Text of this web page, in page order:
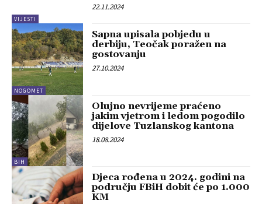
VIJESTI
22.11.2024
NOGOMET
Sapna upisala pobjedu u
derbiju, Teočak poražen na
gostovanju
27.10.2024
BIH
Olujno nevrijeme praćeno
jakim vjetrom i ledom pogodilo
dijelove Tuzlanskog kantona
18.08.2024
Djeca rođena u 2024. godini na
području FBiH dobit će po 1.000
KM